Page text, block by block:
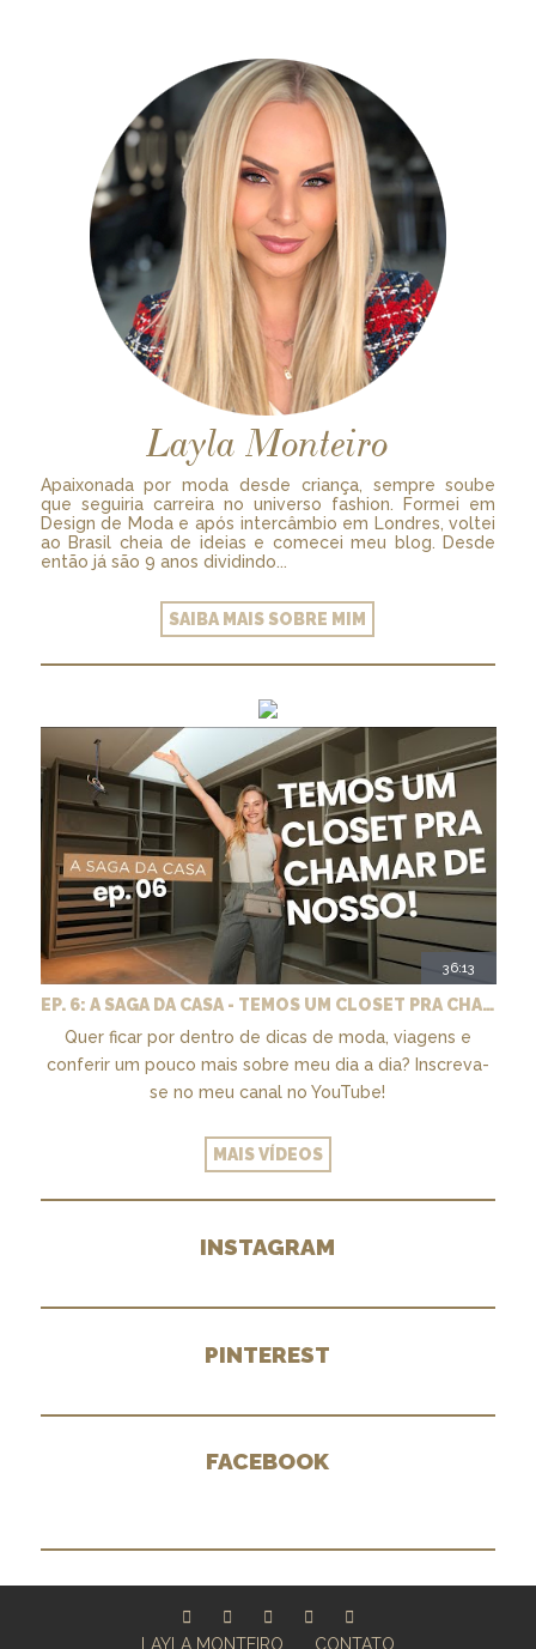
Layla Monteiro
Apaixonada por moda desde criança, sempre soube
que seguiria carreira no universo fashion. Formei em
Design de Moda e após intercâmbio em Londres, voltei
ao Brasil cheia de ideias e comecei meu blog. Desde
então já são 9 anos dividindo...
SAIBA MAIS SOBRE MIM
36:13
EP. 6: A SAGA DA CASA - TEMOS UM CLOSET PRA CHAMAR DE NOSSO + MARCENARIA E PAISAGISMO
Quer ficar por dentro de dicas de moda, viagens e
conferir um pouco mais sobre meu dia a dia? Inscreva-
se no meu canal no YouTube!
MAIS VÍDEOS
INSTAGRAM
PINTEREST
FACEBOOK
LAYLA MONTEIRO CONTATO